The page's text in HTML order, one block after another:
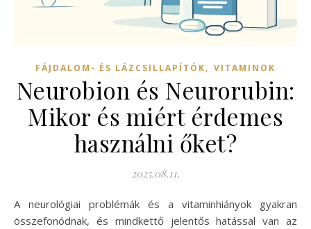
FÁJDALOM- ÉS LÁZCSILLAPÍTÓK, VITAMINOK
Neurobion és Neurorubin:
Mikor és miért érdemes
használni őket?
2025.08.11.
A neurológiai problémák és a vitaminhiányok gyakran
összefonódnak, és mindkettő jelentős hatással van az